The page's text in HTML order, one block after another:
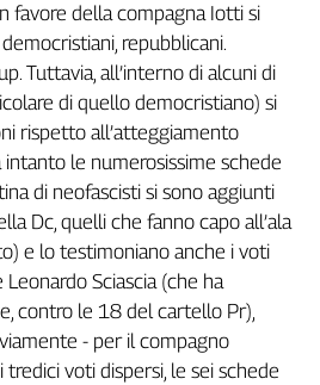
favore della compagna Iotti si
repubblicani.
Tuttavia, all’interno di alcuni di
di quello democristiano) si
rispetto all’atteggiamento
intanto le numerosissime schede
di neofascisti si sono aggiunti
Dc, quelli che fanno capo all’ala
e lo testimoniano anche i voti
Sciascia (che ha
contro le 18 del cartello Pr),
- per il compagno
voti dispersi, le sei schede